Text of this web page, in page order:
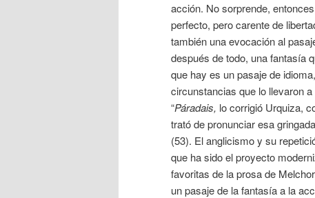
acción. No sorprende,
perfecto, pero carente de
también una evocación al
después de todo, una fantasía
que hay es un pasaje de
circunstancias que lo llevaron
“Páradais, lo corrigió Urquiza,
trató de pronunciar esa
(53). El anglicismo y su
que ha sido el proyecto
favoritas de la prosa de
un pasaje de la fantasía a la